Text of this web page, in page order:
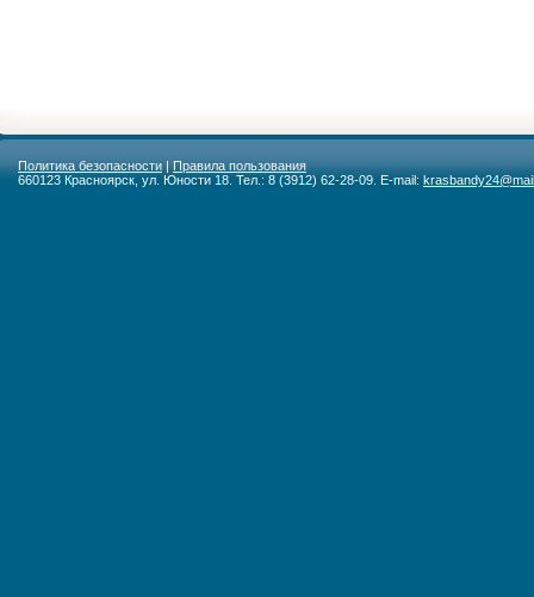
Политика безопасности|Правила пользования
660123 Красноярск, ул. Юности 18. Тел.: 8 (3912) 62-28-09. E-mail: